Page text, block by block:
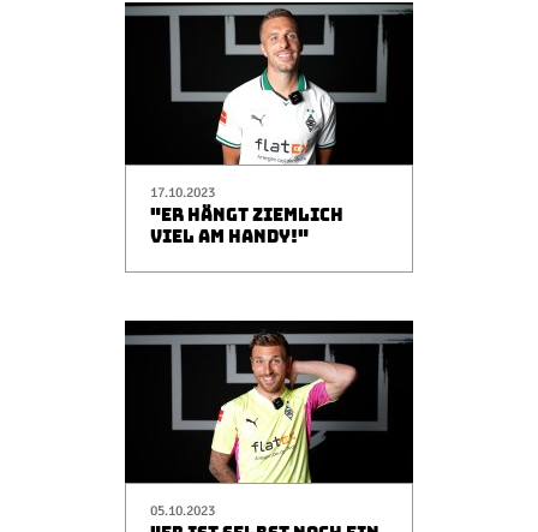
17.10.2023
"ER HÄNGT ZIEMLICH
VIEL AM HANDY!"
05.10.2023